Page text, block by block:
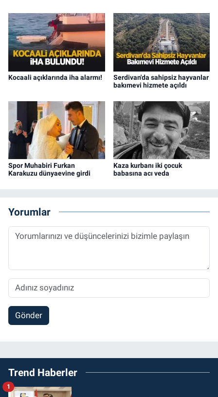
Kocaali açıklarında iha alarmı!
Serdivan'da sahipsiz hayvanlar
bakımevi hizmete açıldı
Spor Muhabiri Furkan
Karakuzu dünyaevine girdi
Kaza kurbanı iki çocuk
babasına acı veda
Yorumlar
Gönder
Trend Haberler
1